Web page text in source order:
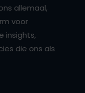
allemaal,
voor
insights,
die ons als